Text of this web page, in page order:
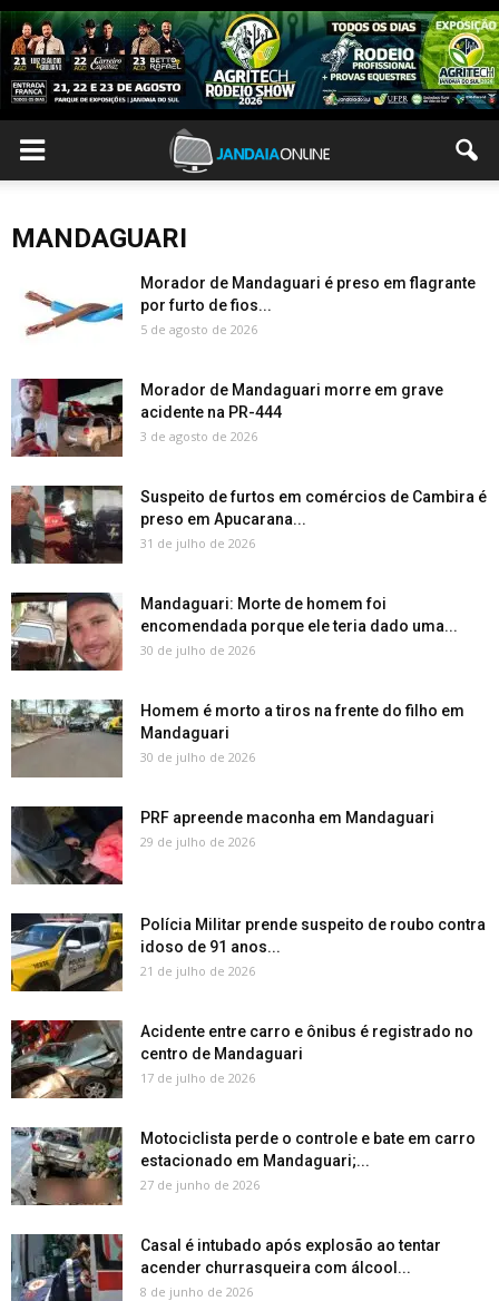
MANDAGUARI
Morador de Mandaguari é preso em flagrante
por furto de fios...
5 de agosto de 2026
Morador de Mandaguari morre em grave
acidente na PR-444
3 de agosto de 2026
Suspeito de furtos em comércios de Cambira é
preso em Apucarana...
31 de julho de 2026
Mandaguari: Morte de homem foi
encomendada porque ele teria dado uma...
30 de julho de 2026
Homem é morto a tiros na frente do filho em
Mandaguari
30 de julho de 2026
PRF apreende maconha em Mandaguari
29 de julho de 2026
Polícia Militar prende suspeito de roubo contra
idoso de 91 anos...
21 de julho de 2026
Acidente entre carro e ônibus é registrado no
centro de Mandaguari
17 de julho de 2026
Motociclista perde o controle e bate em carro
estacionado em Mandaguari;...
27 de junho de 2026
Casal é intubado após explosão ao tentar
acender churrasqueira com álcool...
8 de junho de 2026